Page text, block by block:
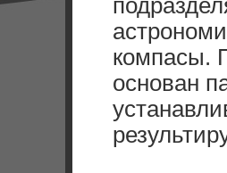
компасы.
основан